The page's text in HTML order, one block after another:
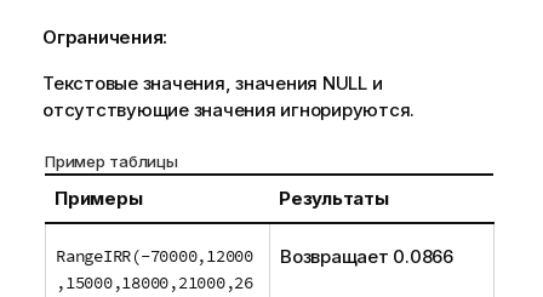
Ограничения:
Текстовые значения, значения NULLи
отсутствующие значения игнорируются.
Пример таблицы
Примеры Результаты
RangeIRR(-70000,12000
,15000,18000,21000,26
Возвращает 0.0866